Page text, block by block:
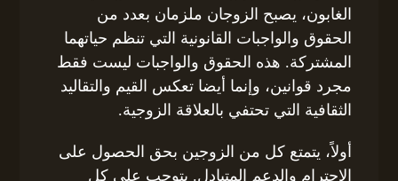
الغابون، يصبح الزوجان ملزمان بعدد من
الحقوق والواجبات القانونية التي تنظم حياتهما
المشتركة. هذه الحقوق والواجبات ليست فقط
مجرد قوانين، وإنما أيضا تعكس القيم والتقاليد
الثقافية التي تحتفي بالعلاقة الزوجية.
أولاً، يتمتع كل من الزوجين بحق الحصول على
الاحترام والدعم المتبادل. يتوجب على كل